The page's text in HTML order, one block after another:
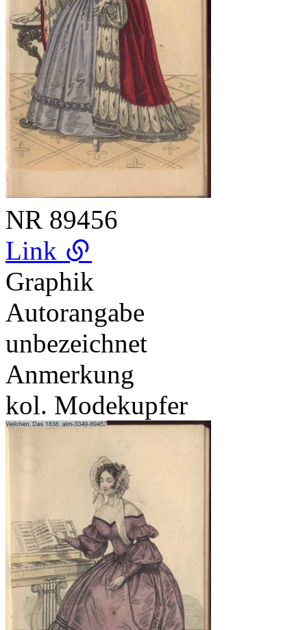
NR 89456
Link
Graphik
Autorangabe
unbezeichnet
Anmerkung
kol. Modekupfer